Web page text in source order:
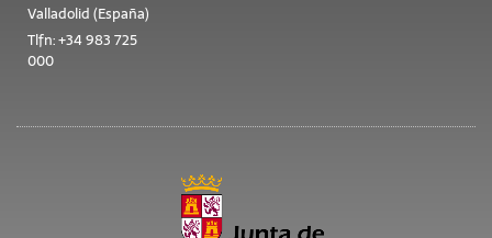
Valladolid (España)
Tlfn: +34 983 725
000